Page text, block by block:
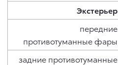
Экстерьер
передние
противотуманные фары
задние противотуманные